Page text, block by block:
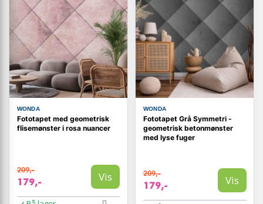
WONDA
Fototapet med geometrisk
flisemønster i rosa nuancer
209,-
179,- Vis
WONDA
Fototapet Grå Symmetri -
geometrisk betonmønster
med lyse fuger
209,-
179,- Vis